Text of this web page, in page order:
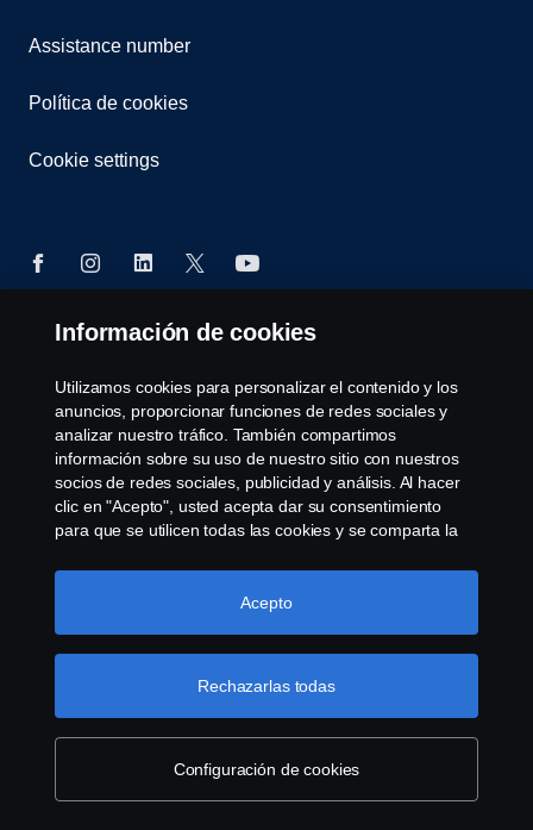
Assistance number
Política de cookies
Cookie settings
CV AB (publ), SE-151 87 Södertälje, Sweden, Tel:
+46-8-55 38 10 00, Fax: +46-8-55 38 10 37.
Información de cookies
Utilizamos cookies para personalizar el contenido y los
anuncios, proporcionar funciones de redes sociales y
analizar nuestro tráfico. También compartimos
información sobre su uso de nuestro sitio con nuestros
socios de redes sociales, publicidad y análisis. Al hacer
clic en "Acepto", usted acepta dar su consentimiento
para que se utilicen todas las cookies y se comparta la
haciendo clic en "Configuración de cookies" y
seleccionando las categorías que desea aceptar. Para
Más información sobre su privacidad
Configuración de cookies
Rechazarlas todas
Acepto